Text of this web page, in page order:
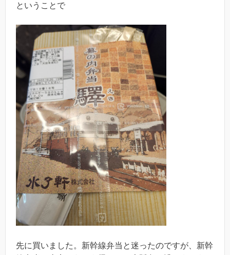
ということで
先に買いました。新幹線弁当と迷ったのですが、新幹